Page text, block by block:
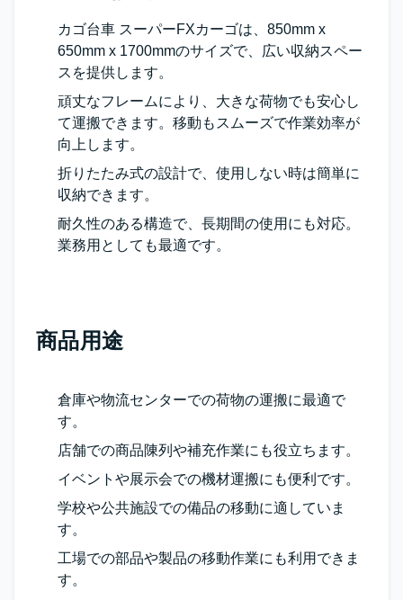
カゴ台車 スーパーFXカーゴは、850mm x
650mm x 1700mmのサイズで、広い収納スペー
スを提供します。
頑丈なフレームにより、大きな荷物でも安心し
て運搬できます。移動もスムーズで作業効率が
向上します。
折りたたみ式の設計で、使用しない時は簡単に
収納できます。
耐久性のある構造で、長期間の使用にも対応。
業務用としても最適です。
商品用途
倉庫や物流センターでの荷物の運搬に最適で
す。
店舗での商品陳列や補充作業にも役立ちます。
イベントや展示会での機材運搬にも便利です。
学校や公共施設での備品の移動に適していま
す。
工場での部品や製品の移動作業にも利用できま
す。